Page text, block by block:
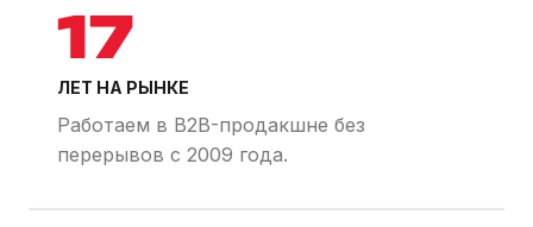
17
ЛЕТ НА РЫНКЕ
Работаем в B2B-продакшне без
перерывов с 2009 года.